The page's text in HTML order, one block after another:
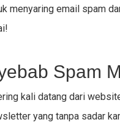
menyaring email spam
Spam
kali datang dari
yang tanpa sadar